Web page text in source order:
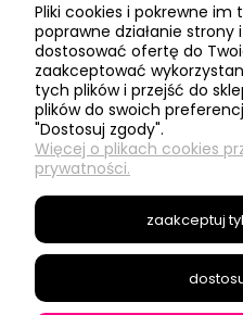
- Moje
-
- O
Pliki cookies i pokrewne
poprawne działanie
dostosować ofertę do
zaakceptować
tych plików i przejść do
plików do swoich
"Dostosuj zgody".
Więcej o plikach cookies
prywatności.
zaakceptuj